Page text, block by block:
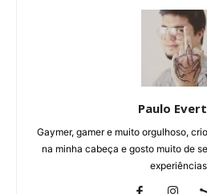
Paulo
Gaymer, gamer e muito orgulhoso,
na minha cabeça e gosto muito de